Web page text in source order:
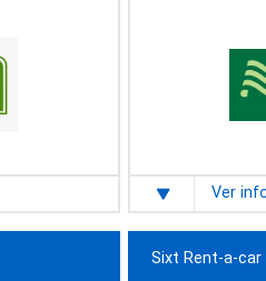
Ver
Sixt Rent-a-car